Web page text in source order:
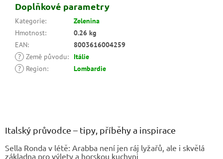
Doplňkové parametry
Kategorie:
Zelenina
Hmotnost:
0.26 kg
EAN:
8003616004259
? Země původu:
Itálie
?
Region: Lombardie
Italský průvodce – tipy, příběhy a inspirace
Sella Ronda v létě: Arabba není jen ráj lyžařů, ale i skvělá
základna pro výlety a horskou kuchyni